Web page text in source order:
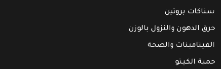
سناكات بروتين
حرق الدهون والنزول بالوزن
الفيتامينات والصحة
حمية الكيتو